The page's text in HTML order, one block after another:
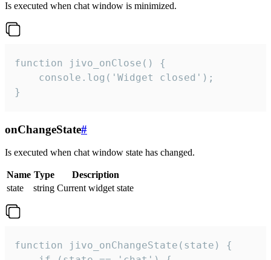
Is executed when chat window is minimized.
function jivo_onClose() {
    console.log('Widget closed');
}
onChangeState#
Is executed when chat window state has changed.
Name Type
Description
state
string Current widget state
function jivo_onChangeState(state) {